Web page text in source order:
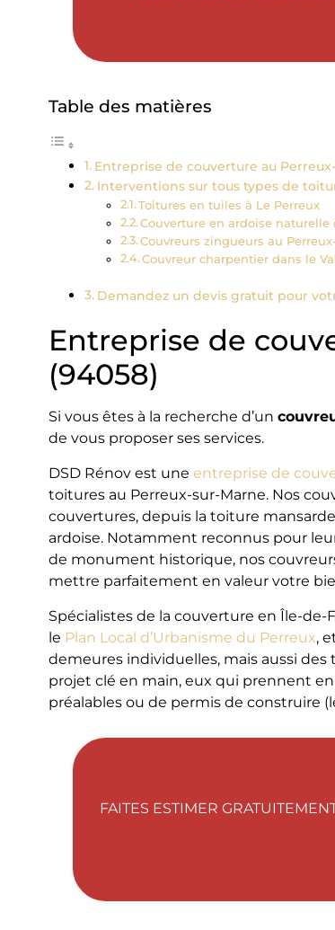
Table des matières
Entreprise de couverture au
Interventions sur tous types de
Toitures en tuiles à Le Perreux
Couverture en ardoise naturelle
Couvreurs zingueurs au
Couvreur charpentier dans le
Demandez un devis gratuit pour
Entreprise de
(94058)
Si vous êtes à la recherche d’un
de vous proposer ses services.
DSD Rénov est une entreprise de
toitures au Perreux-sur-Marne. Nos
couvertures, depuis la toiture
ardoise. Notamment reconnus pour
de monument historique, nos
mettre parfaitement en valeur votre
Spécialistes de la couverture en Île-
le Plan Local d’Urbanisme du Perreux,
demeures individuelles, mais aussi
projet clé en main, eux qui prennent
préalables ou de permis de construire
FAITES ESTIMER